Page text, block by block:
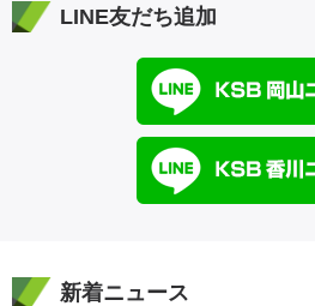
LINE友だち追加
新着ニュース